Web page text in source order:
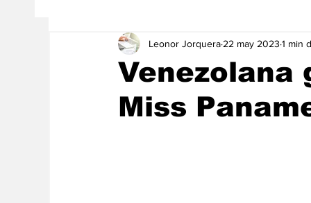
Venezolana
Miss
Leonor Jorquera 22 may 2023 1 min